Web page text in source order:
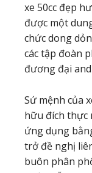
xe 50cc đẹp
được một
chức dong
các tập đoàn
đương đại
Sứ mệnh của
hữu đích thực
ứng dụng
trở đề nghị
buôn phân